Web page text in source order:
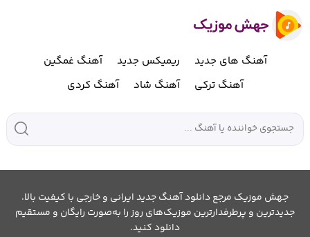
آهنگ های جدید ریمیکس جدید
آهنگ غمگین
آهنگ ترکی
آهنگ شاد آهنگ کردی
جهش موزیک مرجع دانلود آهنگ جدید ایرانی و خارجی با کیفیت بالا.
جدیدترین و پرطرفدارترین موزیک‌های روز را به‌صورت رایگان و مستقیم
دانلود کنید.